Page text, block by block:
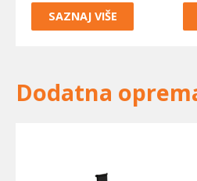
SAZNAJ VIŠE
Dodatna